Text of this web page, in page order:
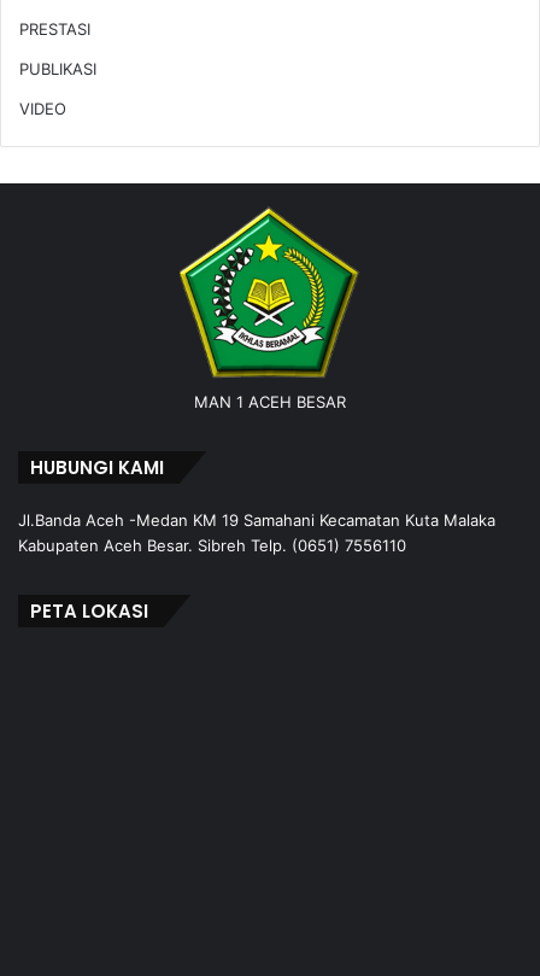
PRESTASI
PUBLIKASI
VIDEO
MAN 1 ACEH BESAR
HUBUNGI KAMI
Jl.Banda Aceh -Medan KM 19 Samahani Kecamatan Kuta Malaka
Kabupaten Aceh Besar. Sibreh Telp. (0651) 7556110
PETA LOKASI